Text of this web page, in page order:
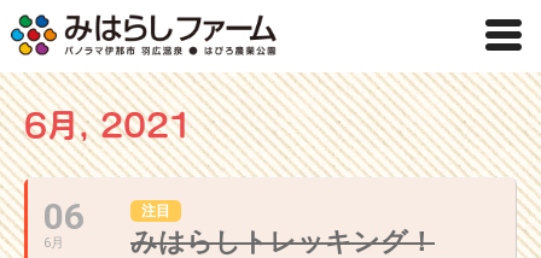
6月, 2021
06
6月
注目
みはらしトレッキング！